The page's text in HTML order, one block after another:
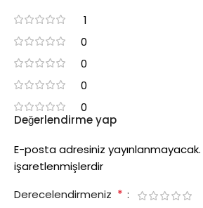
1
0
0
0
0
Değerlendirme yap
E-posta adresiniz yayınlanmayacak.
işaretlenmişlerdir
Derecelendirmeniz *